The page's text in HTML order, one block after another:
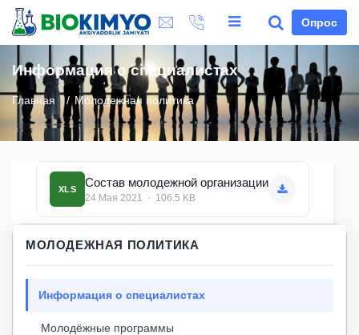
Опрос
Информация о специалистах
Главная Молодежная политика
XLS
Состав молодежной организации
24 Мая 2021 · 106.5 KB
МОЛОДЕЖНАЯ ПОЛИТИКА
Информация о специалистах
Молодёжные программы